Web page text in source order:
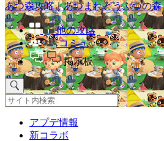
あつ森攻略｜あつまれどうぶつの森
他の攻略
コミュ
掲示板
アプデ情報
新コラボ